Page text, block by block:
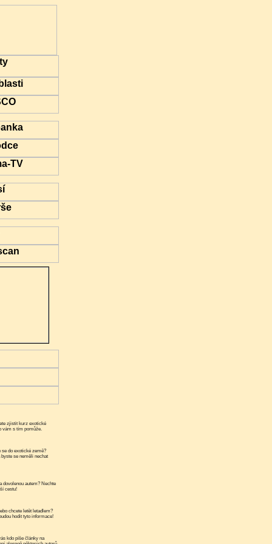
zjistit kurz exotické
vám s tím pomůže.
se do exotické země?
se neměli nechat
dovolenou autem? Nechte
cestu!
chcete letět letadlem?
hodit tyto informace!
kdo píše články na